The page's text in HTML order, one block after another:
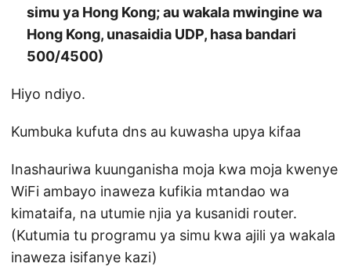
simu ya Hong Kong; au wakala mwingine wa
Hong Kong, unasaidia UDP, hasa bandari
500/4500)
Hiyo ndiyo.
Kumbuka kufuta dns au kuwasha upya kifaa
Inashauriwa kuunganisha moja kwa moja kwenye
WiFi ambayo inaweza kufikia mtandao wa
kimataifa, na utumie njia ya kusanidi router.
(Kutumia tu programu ya simu kwa ajili ya wakala
inaweza isifanye kazi)